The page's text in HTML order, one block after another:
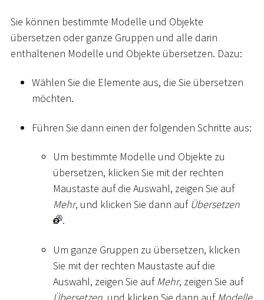
Sie können bestimmte Modelle und Objekte
übersetzen oder ganze Gruppen und alle darin
enthaltenen Modelle und Objekte übersetzen. Dazu:
Wählen Sie die Elemente aus, die Sie übersetzen
möchten.
Führen Sie dann einen der folgenden Schritte aus:
Um bestimmte Modelle und Objekte zu
übersetzen, klicken Sie mit der rechten
Maustaste auf die Auswahl, zeigen Sie auf
Mehr, und klicken Sie dann auf Übersetzen
.
Um ganze Gruppen zu übersetzen, klicken
Sie mit der rechten Maustaste auf die
Auswahl, zeigen Sie auf Mehr, zeigen Sie auf
Übersetzen, und klicken Sie dann auf Modelle